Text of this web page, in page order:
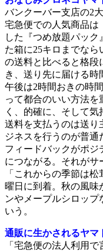
バンクーバー支店の2
宅急便での人気商品は
した『つめ放題パッ
た箱に25キロまでな
の送料と比べると格段
き、送り先に届ける時
午後は2時間おきの時
って都合のいい方法
く、的確に、そして気
送料を支払うのは送り
ジネスを行うのが普
フィードバックがポジ
につながる。それがサ
「これからの季節は
曜日に到着。秋の風味
ンやメープルシロップ
いう。
通販に生かされるヤマ
「宅急便の法人利用